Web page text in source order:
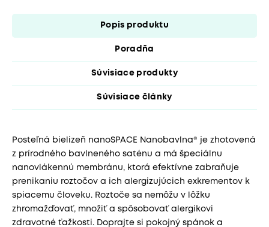
Popis produktu
Poradňa
Súvisiace produkty
Súvisiace články
Posteľná bielizeň nanoSPACE Nanobavlna® je zhotovená
z prírodného bavlneného saténu a má špeciálnu
nanovlákennú membránu, ktorá efektívne zabraňuje
prenikaniu roztočov a ich alergizujúcich exkrementov k
spiacemu človeku. Roztoče sa nemôžu v lôžku
zhromažďovať, množiť a spôsobovať alergikovi
zdravotné ťažkosti. Doprajte si pokojný spánok a